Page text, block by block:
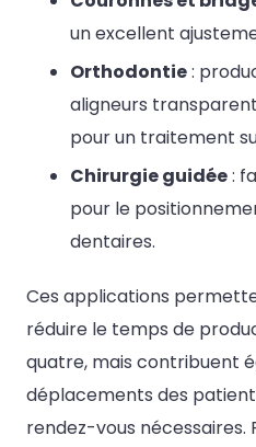
un excellent
Orthodontie:
aligneurs
pour un traitement
Chirurgie guidée:
pour le
dentaires.
Ces applications
réduire le temps de
quatre, mais contribuent
déplacements des
rendez-vous nécessaires.